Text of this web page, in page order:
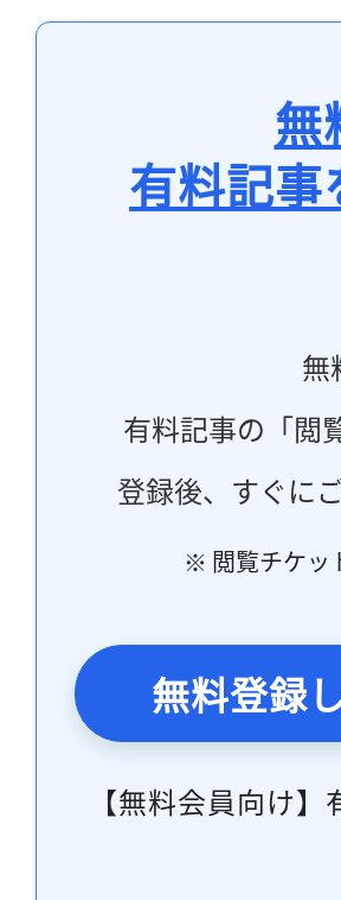
無
有料記
無
有料記事の「閲
登録後、すぐに
※ 閲覧チケッ
無料登録
【無料会員向け